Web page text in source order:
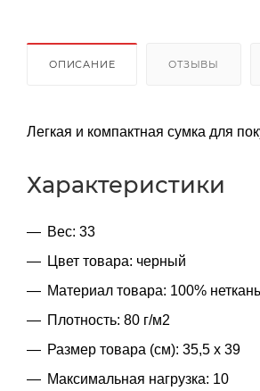
ОПИСАНИЕ ОТЗЫВЫ
Легкая и компактная сумка для
Характеристики
Вес: 33
Цвет товара: черный
Материал товара: 100%
Плотность: 80 г/м2
Размер товара (см): 35,5 x 39
Максимальная нагрузка: 10